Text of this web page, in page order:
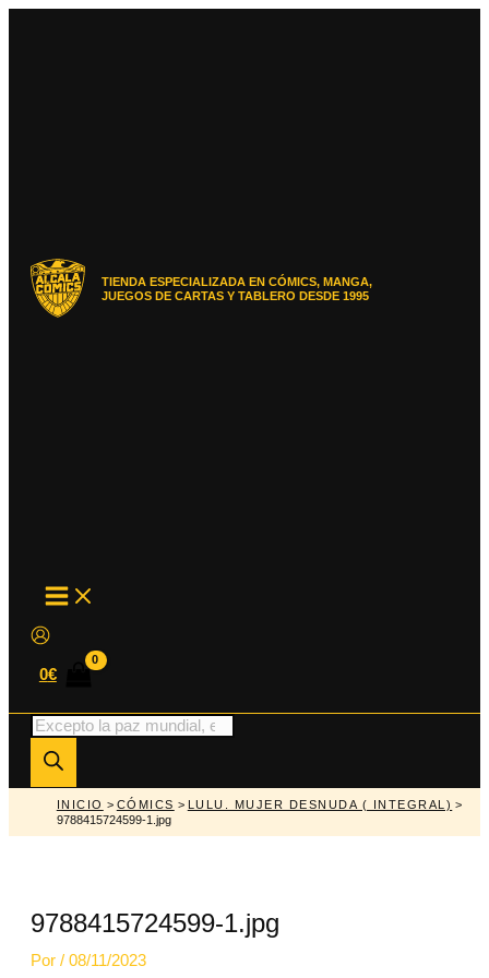
TIENDA ESPECIALIZADA EN CÓMICS, MANGA,
JUEGOS DE CARTAS Y TABLERO DESDE 1995
MAIN
MENU
0€
Búsqueda
de
productos
INICIO > CÓMICS > LULU. MUJER DESNUDA ( INTEGRAL) >
9788415724599-1.jpg
9788415724599-1.jpg
Por / 08/11/2023